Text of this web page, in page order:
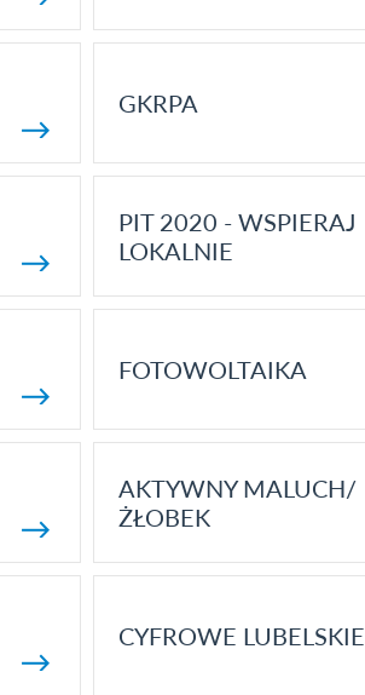
GKRPA
PIT 2020 - WSPIERAJ
LOKALNIE
FOTOWOLTAIKA
AKTYWNY MALUCH/
ŻŁOBEK
CYFROWE LUBELSKIE